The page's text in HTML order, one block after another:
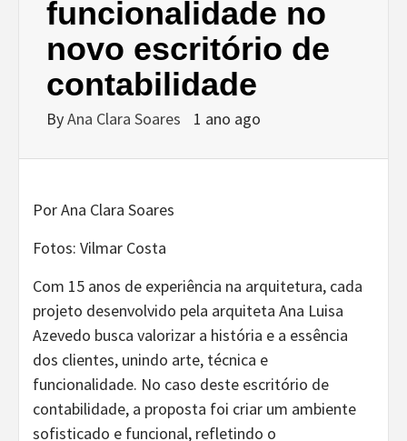
funcionalidade no
novo escritório de
contabilidade
ByAna Clara Soares 1 ano ago
Por Ana Clara Soares
Fotos: Vilmar Costa
Com 15 anos de experiência na arquitetura, cada
projeto desenvolvido pela arquiteta Ana Luisa
Azevedo busca valorizar a história e a essência
dos clientes, unindo arte, técnica e
funcionalidade. No caso deste escritório de
contabilidade, a proposta foi criar um ambiente
sofisticado e funcional, refletindo o